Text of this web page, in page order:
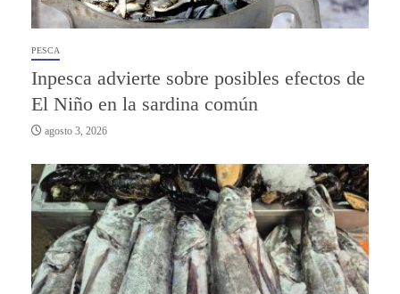
PESCA
Inpesca advierte sobre posibles efectos de
El Niño en la sardina común
agosto 3, 2026